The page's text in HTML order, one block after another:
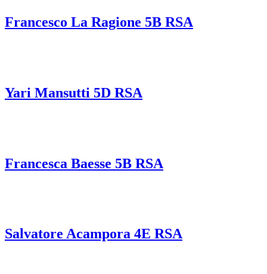
Francesco La Ragione 5B RSA
Yari Mansutti 5D RSA
Francesca Baesse 5B RSA
Salvatore Acampora 4E RSA